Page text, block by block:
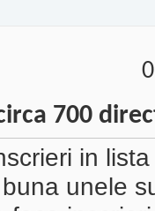
700
in
buna unele